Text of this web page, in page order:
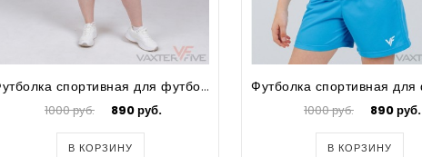
Футболка спортивная для футбола женская Prima Big Size
1000 руб. 890 руб.
В КОРЗИНУ
1000 руб. 890 руб.
В КОРЗИНУ